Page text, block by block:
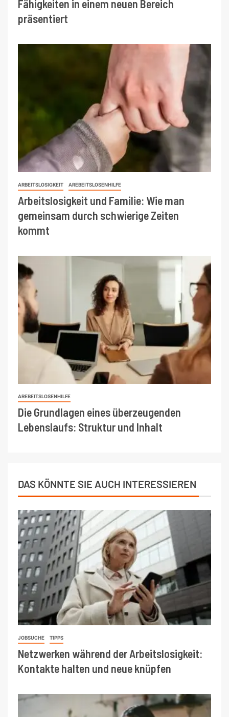
Fähigkeiten in einem neuen Bereich
präsentiert
ARBEITSLOSIGKEIT AREBEITSLOSENHILFE
Arbeitslosigkeit und Familie: Wie man
gemeinsam durch schwierige Zeiten
kommt
AREBEITSLOSENHILFE
Die Grundlagen eines überzeugenden
Lebenslaufs: Struktur und Inhalt
DAS KÖNNTE SIE AUCH INTERESSIEREN
JOBSUCHE TIPPS
Netzwerken während der Arbeitslosigkeit:
Kontakte halten und neue knüpfen